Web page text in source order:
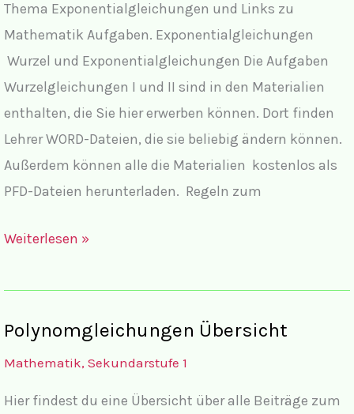
Thema Exponentialgleichungen und Links zu
Mathematik Aufgaben. Exponentialgleichungen
Wurzel und Exponentialgleichungen Die Aufgaben
Wurzelgleichungen I und II sind in den Materialien
enthalten, die Sie hier erwerben können. Dort finden
Lehrer WORD-Dateien, die sie beliebig ändern können.
Außerdem können alle die Materialien kostenlos als
PFD-Dateien herunterladen. Regeln zum
Exponentialgleichungen
Weiterlesen »
Polynomgleichungen Übersicht
Mathematik, Sekundarstufe 1
Hier findest du eine Übersicht über alle Beiträge zum